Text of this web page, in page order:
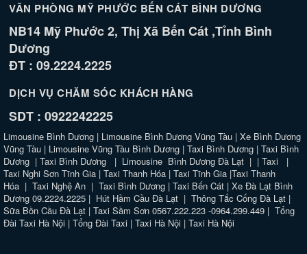
VĂN PHÒNG MỸ PHƯỚC BẾN CÁT BÌNH DƯƠNG
NB14 Mỹ Phước 2, Thị Xã Bến Cát ,Tỉnh Bình
Dương
ĐT : 09.2224.2225
DỊCH VỤ CHĂM SÓC KHÁCH HÀNG
SDT : 0922242225
Limousine Bình Dương | Limousine Bình Dương Vũng Tàu | Xe Bình Dương
Vũng Tàu | Limousine Vũng Tàu Bình Dương | Taxi Bình Dương | Taxi Bình
Dương | Taxi Bình Dương | Limousine Bình Dương Đà Lạt | | Taxi
|
Taxi Nghi Sơn Tĩnh Gia | Taxi Thanh Hóa | Taxi Tĩnh Gia |Taxi Thanh
Hóa | Taxi Nghệ An | Taxi Bình Dương | Taxi Bến Cát | Xe Đà Lạt Bình
Dương 09.2224.2225 | Hút Hầm Cầu Đà Lạt | Thông Tắc Cống Đà Lạt |
Sữa Bồn Cầu Đà Lạt | Taxi Sầm Sơn 0567.222.223 -0964.299.449 | Tổng
Đài Taxi Hà Nội | Tổng Đài Taxi | Taxi Hà Nội | Taxi Hà Nội